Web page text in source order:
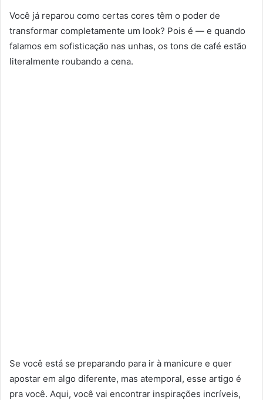
Você já reparou como certas cores têm o poder de
transformar completamente um look? Pois é — e quando
falamos em sofisticação nas unhas, os tons de café estão
literalmente roubando a cena.
Se você está se preparando para ir à manicure e quer
apostar em algo diferente, mas atemporal, esse artigo é
pra você. Aqui, você vai encontrar inspirações incríveis,